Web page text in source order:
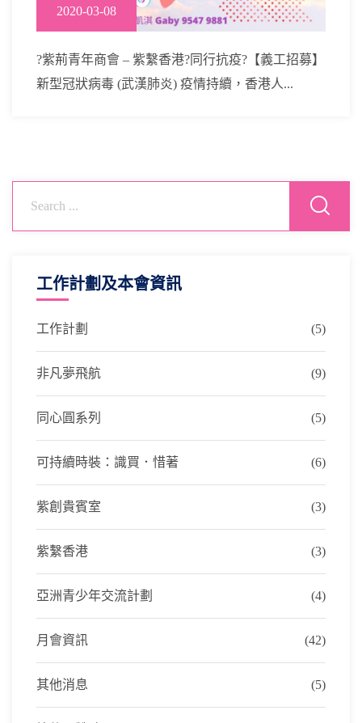
2020-03-08
?紫荊青年商會 – 紫繫香港?同行抗疫?【義工招募】
新型冠狀病毒 (武漢肺炎) 疫情持續，香港人...
工作計劃及本會資訊
工作計劃 (5)
非凡夢飛航 (9)
同心圓系列 (5)
可持續時裝：識買．惜著 (6)
紫創貴賓室 (3)
紫繫香港 (3)
亞洲青少年交流計劃 (4)
月會資訊 (42)
其他消息 (5)